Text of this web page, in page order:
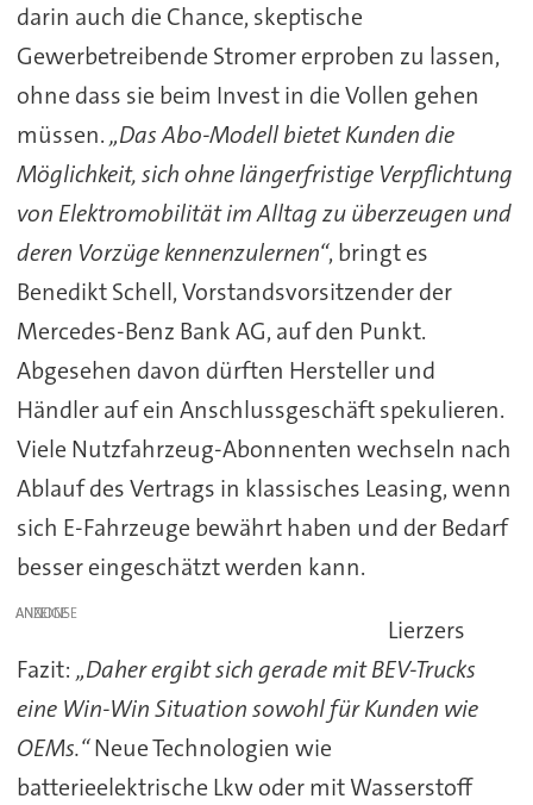
darin auch die Chance, skeptische
Gewerbetreibende Stromer erproben zu lassen,
ohne dass sie beim Invest in die Vollen gehen
müssen.„Das Abo-Modell bietet Kunden die
Möglichkeit, sich ohne längerfristige Verpflichtung
von Elektromobilität im Alltag zu überzeugen und
deren Vorzüge kennenzulernen“, bringt es
Benedikt Schell, Vorstandsvorsitzender der
Mercedes-Benz Bank AG, auf den Punkt.
Abgesehen davon dürften Hersteller und
Händler auf ein Anschlussgeschäft spekulieren.
Viele Nutzfahrzeug-Abonnenten wechseln nach
Ablauf des Vertrags in klassisches Leasing, wenn
sich E-Fahrzeuge bewährt haben und der Bedarf
besser eingeschätzt werden kann.
ANZEIGE
Lierzers
Fazit: „Daher ergibt sich gerade mit BEV-Trucks
eine Win-Win Situation sowohl für Kunden wie
OEMs.“Neue Technologien wie
batterieelektrische Lkw oder mit Wasserstoff